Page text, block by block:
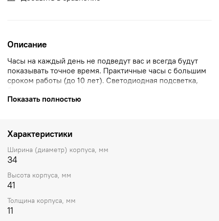
Описание
Часы на каждый день не подведут вас и всегда будут
показывать точное время. Практичные часы с большим
сроком работы (до 10 лет). Светодиодная подсветка,
благодаря наличию функции задержки, после
отпускания кнопки освещение горит еще несколько
точностью показаний 1/100 с и временем измерения 1 ч.
Сплит-хронограф. Таймер обратного отсчета от 1 мин до
1 ч.
Показать полностью
Характеристики
Ширина (диаметр) корпуса, мм
34
Высота корпуса, мм
41
Толщина корпуса, мм
11